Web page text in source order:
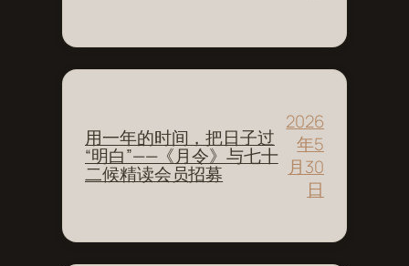
用一年的时间，把日子过
“明白”——《月令》与七十
二候精读会员招募
2026
年5
月30
日